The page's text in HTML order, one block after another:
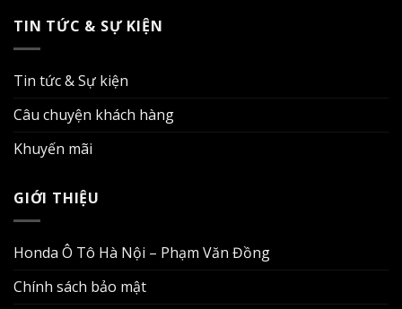
TIN TỨC & SỰ KIỆN
Tin tức & Sự kiện
Câu chuyện khách hàng
Khuyến mãi
GIỚI THIỆU
Honda Ô Tô Hà Nội – Phạm Văn Đồng
Chính sách bảo mật